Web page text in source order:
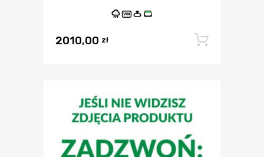
VIN
2010,00 zł